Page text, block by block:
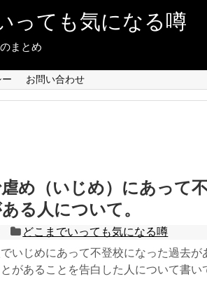
っても気になる噂
まとめ
お問い合わせ
め（いじめ）にあって
る人について。
どこまでいっても気になる噂
いじめにあって不登校になった過去が
があることを告白した人について書い